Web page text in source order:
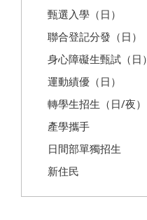
甄選入學（日）
聯合登記分發（日）
身心障礙生甄試（日）
運動績優（日）
轉學生招生（日/夜）
產學攜手
日間部單獨招生
新住民